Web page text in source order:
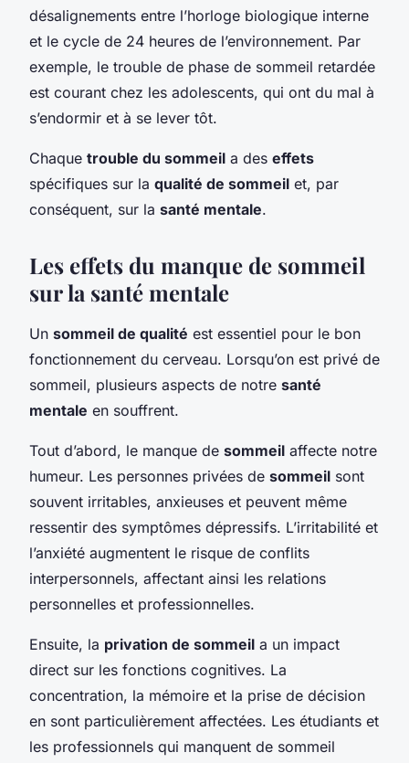
désalignements entre l’horloge biologique interne
et le cycle de 24 heures de l’environnement. Par
exemple, le trouble de phase de sommeil retardée
est courant chez les adolescents, qui ont du mal à
s’endormir et à se lever tôt.
Chaque trouble du sommeil a des effets
spécifiques sur la qualité de sommeil et, par
conséquent, sur la santé mentale.
Les effets du manque de sommeil
sur la santé mentale
Un sommeil de qualité est essentiel pour le bon
fonctionnement du cerveau. Lorsqu’on est privé de
sommeil, plusieurs aspects de notre santé
mentale en souffrent.
Tout d’abord, le manque de sommeil affecte notre
humeur. Les personnes privées de sommeil sont
souvent irritables, anxieuses et peuvent même
ressentir des symptômes dépressifs. L’irritabilité et
l’anxiété augmentent le risque de conflits
interpersonnels, affectant ainsi les relations
personnelles et professionnelles.
Ensuite, la privation de sommeil a un impact
direct sur les fonctions cognitives. La
concentration, la mémoire et la prise de décision
en sont particulièrement affectées. Les étudiants et
les professionnels qui manquent de sommeil